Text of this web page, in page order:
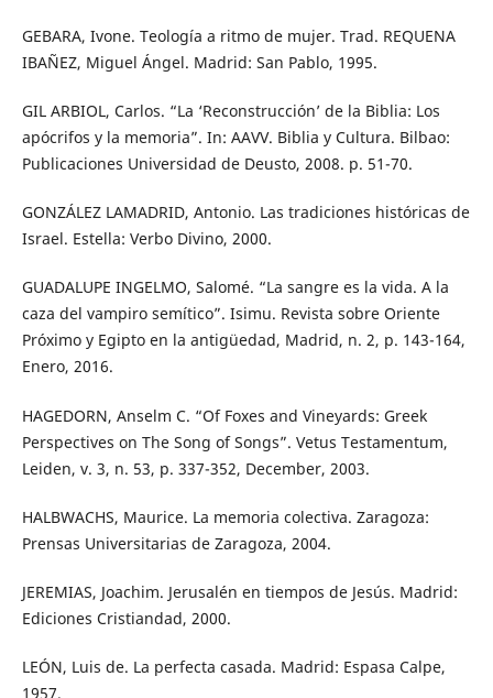
GEBARA, Ivone. Teología a ritmo de mujer. Trad. REQUENA
IBAÑEZ, Miguel Ángel. Madrid: San Pablo, 1995.
GIL ARBIOL, Carlos. “La ‘Reconstrucción’ de la Biblia: Los
apócrifos y la memoria”. In: AAVV. Biblia y Cultura. Bilbao:
Publicaciones Universidad de Deusto, 2008. p. 51-70.
GONZÁLEZ LAMADRID, Antonio. Las tradiciones históricas de
Israel. Estella: Verbo Divino, 2000.
GUADALUPE INGELMO, Salomé. “La sangre es la vida. A la
caza del vampiro semítico”. Isimu. Revista sobre Oriente
Próximo y Egipto en la antigüedad, Madrid, n. 2, p. 143-164,
Enero, 2016.
HAGEDORN, Anselm C. “Of Foxes and Vineyards: Greek
Perspectives on The Song of Songs”. Vetus Testamentum,
Leiden, v. 3, n. 53, p. 337-352, December, 2003.
HALBWACHS, Maurice. La memoria colectiva. Zaragoza:
Prensas Universitarias de Zaragoza, 2004.
JEREMIAS, Joachim. Jerusalén en tiempos de Jesús. Madrid:
Ediciones Cristiandad, 2000.
LEÓN, Luis de. La perfecta casada. Madrid: Espasa Calpe,
1957.